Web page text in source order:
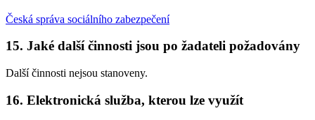
Česká správa sociálního zabezpečení
15. Jaké další činnosti jsou po žadateli požadovány
Další činnosti nejsou stanoveny.
16. Elektronická služba, kterou lze využít